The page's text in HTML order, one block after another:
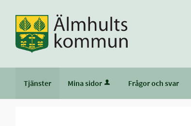
Tjänster Mina sidor Frågor och svar